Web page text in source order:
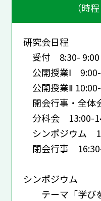
（時
研究会日程
受付 8:30- 9:00
公開授業Ⅰ 9:00-
公開授業Ⅱ
開会行事・全
分科会 13:00-
シンポジウム
閉会行事
シンポジウム
テーマ「学びを